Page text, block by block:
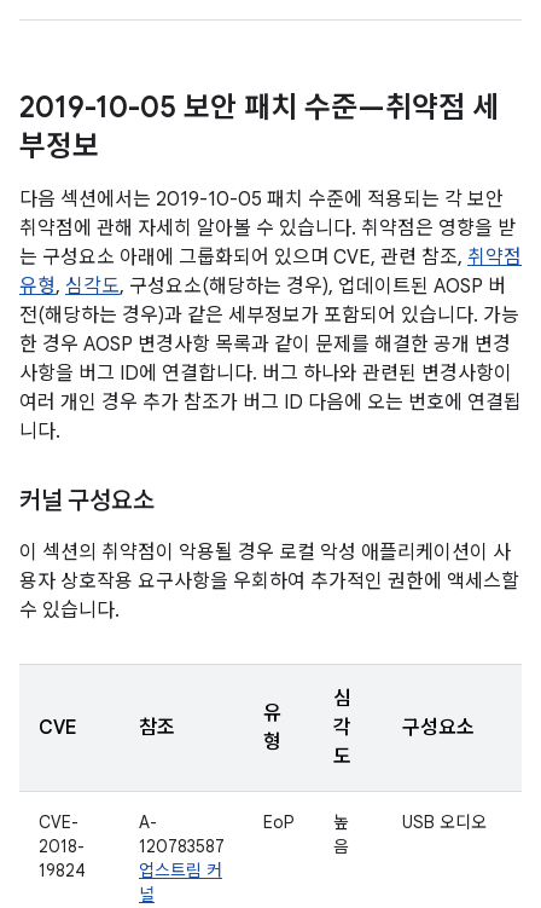
2019-10-05 보안 패치 수준—취약점 세
부정보
다음 섹션에서는 2019-10-05 패치 수준에 적용되는 각 보안
취약점에 관해 자세히 알아볼 수 있습니다. 취약점은 영향을 받
는 구성요소 아래에 그룹화되어 있으며 CVE, 관련 참조, 취약점
유형, 심각도, 구성요소(해당하는 경우), 업데이트된 AOSP 버
전(해당하는 경우)과 같은 세부정보가 포함되어 있습니다. 가능
한 경우 AOSP 변경사항 목록과 같이 문제를 해결한 공개 변경
사항을 버그 ID에 연결합니다. 버그 하나와 관련된 변경사항이
여러 개인 경우 추가 참조가 버그 ID 다음에 오는 번호에 연결됩
니다.
커널 구성요소
이 섹션의 취약점이 악용될 경우 로컬 악성 애플리케이션이 사
용자 상호작용 요구사항을 우회하여 추가적인 권한에 액세스할
수 있습니다.
CVE 참조
유
형
심
각
도
구성요소
CVE-
2018-
19824
A-
120783587
업스트림 커
널
EoP
높
음
USB 오디오